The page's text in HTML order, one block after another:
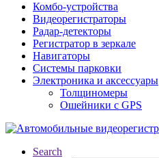
Комбо-устройства
Видеорегистраторы
Радар-детекторы
Регистратор в зеркале
Навигаторы
Системы парковки
Электроника и аксессуары
Толщиномеры
Ошейники с GPS
Search